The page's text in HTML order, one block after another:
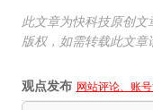
此文章为快科技原创
版权，如需转载此文
观点发布 网站评论、账